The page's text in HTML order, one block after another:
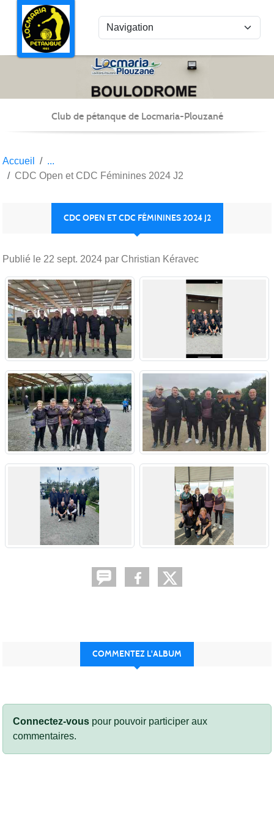
Club de pétanque de Locmaria-Plouzané
Accueil
CDC Open et CDC Féminines 2024 J2
CDC OPEN ET CDC FÉMININES 2024 J2
Publié le 22 sept. 2024 par Christian Kéravec
COMMENTEZ L'ALBUM
Connectez-vous pour pouvoir participer aux
commentaires.
Panneau de gestion des cookies